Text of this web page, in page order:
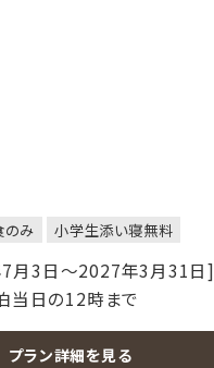
のみ 小学生添い寝無料
月3日～2027年3月31日]
当日の12時まで
プラン詳細を見る